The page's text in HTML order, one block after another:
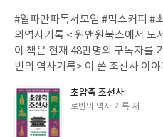
모습으로 보였다. 엄마를 향한 복
수있는 통쾌함같은 건 절대 없다.
오심,복수심이 헛되었다는 것을
삶을 찾아 가는 과정은 보는 이로
막스, 이 막스 때문에 내 혈압도
막 사는 놈인가... 하아.. 이렌 네미
무도회>라는 단편집만 남았다. 이
일
#일파만파독서모임 #믹스커피 #
의역사기록 < 원앤원북스에서 도
이 책은 현재 48만명의 구독자를
빈의 역사기록> 이 쓴 조선사 이
결코 만만하지 않다고 말하고 있
용도 많다. 현재를 이어오는 중요
하게 많다는 것이다. 그런 부분들
초압축 조선사
글
로빈의 역사 기록 저